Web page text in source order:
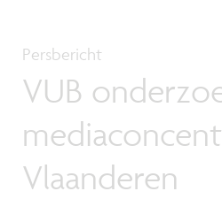
Persbericht
VUB
Vlaanderen